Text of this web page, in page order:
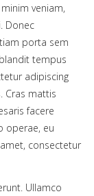
veniam,
Donec
porta sem
tempus
adipiscing
Cras mattis
facere
operae, eu
consectetur
Ullamco